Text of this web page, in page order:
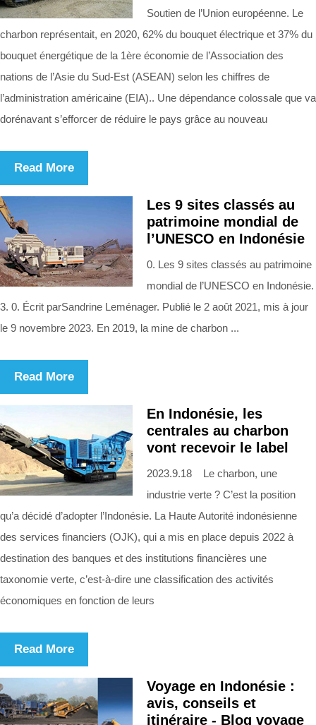
Soutien de l’Union européenne. Le
charbon représentait, en 2020, 62% du bouquet électrique et 37% du
bouquet énergétique de la 1ère économie de l’Association des
nations de l’Asie du Sud-Est (ASEAN) selon les chiffres de
l’administration américaine (EIA).. Une dépendance colossale que va
dorénavant s’efforcer de réduire le pays grâce au nouveau
Read More
Les 9 sites classés au
patrimoine mondial de
l’UNESCO en Indonésie
0. Les 9 sites classés au patrimoine
mondial de l’UNESCO en Indonésie.
3. 0. Écrit parSandrine Leménager. Publié le 2 août 2021, mis à jour
le 9 novembre 2023. En 2019, la mine de charbon ...
Read More
En Indonésie, les
centrales au charbon
vont recevoir le label
2023.9.18 Le charbon, une
industrie verte ? C’est la position
qu’a décidé d’adopter l’Indonésie. La Haute Autorité indonésienne
des services financiers (OJK), qui a mis en place depuis 2022 à
destination des banques et des institutions financières une
taxonomie verte, c’est-à-dire une classification des activités
économiques en fonction de leurs
Read More
Voyage en Indonésie :
avis, conseils et
itinéraire - Blog voyage